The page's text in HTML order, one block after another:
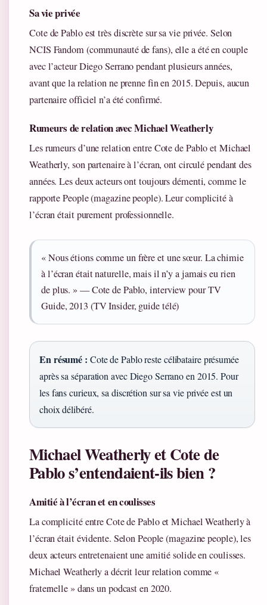
Sa vie privée
Cote de Pablo est très discrète sur sa vie privée. Selon
NCIS Fandom (communauté de fans), elle a été en couple
avec l’acteur Diego Serrano pendant plusieurs années,
avant que la relation ne prenne fin en 2015. Depuis, aucun
partenaire officiel n’a été confirmé.
Rumeurs de relation avec Michael Weatherly
Les rumeurs d’une relation entre Cote de Pablo et Michael
Weatherly, son partenaire à l’écran, ont circulé pendant des
années. Les deux acteurs ont toujours démenti, comme le
rapporte People (magazine people). Leur complicité à
l’écran était purement professionnelle.
« Nous étions comme un frère et une sœur. La chimie
à l’écran était naturelle, mais il n’y a jamais eu rien
de plus. » — Cote de Pablo, interview pour TV
Guide, 2013 (TV Insider, guide télé)
En résumé : Cote de Pablo reste célibataire présumée
après sa séparation avec Diego Serrano en 2015. Pour
les fans curieux, sa discrétion sur sa vie privée est un
choix délibéré.
Michael Weatherly et Cote de
Pablo s’entendaient-ils bien ?
Amitié à l’écran et en coulisses
La complicité entre Cote de Pablo et Michael Weatherly à
l’écran était évidente. Selon People (magazine people), les
deux acteurs entretenaient une amitié solide en coulisses.
Michael Weatherly a décrit leur relation comme «
fraternelle » dans un podcast en 2020.